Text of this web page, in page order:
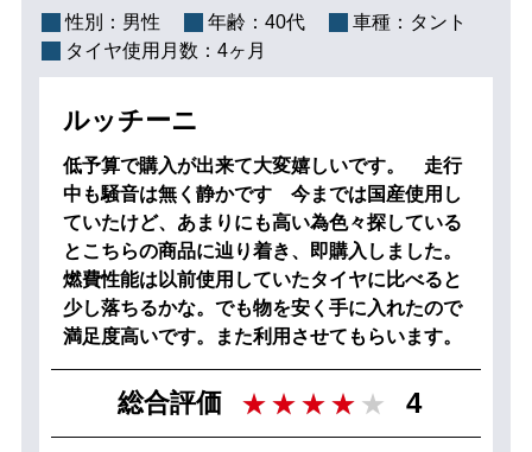
性別： 男性 年齢： 40代 車種： タント
タイヤ使用月数： 4ヶ月
ルッチーニ
低予算で購入が出来て大変嬉しいです。 走行
中も騒音は無く静かです 今までは国産使用し
ていたけど、あまりにも高い為色々探している
とこちらの商品に辿り着き、即購入しました。
燃費性能は以前使用していたタイヤに比べると
少し落ちるかな。でも物を安く手に入れたので
満足度高いです。また利用させてもらいます。
総合評価 4